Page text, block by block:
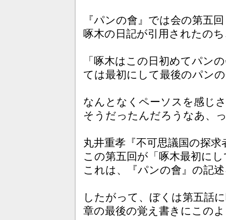
『パンの會』では会の第五
啄木の日記が引用されたの
「啄木はこの日初めてパン
ては最初にして最後のパン
なんとなくペーソスを感じ
そうだったんだろうなあ、
丸井重孝『不可思議国の探
この第五回が「啄木最初に
これは、『パンの會』の記
したがって、ぼくは第五話
章の最後の覚え書きにこの